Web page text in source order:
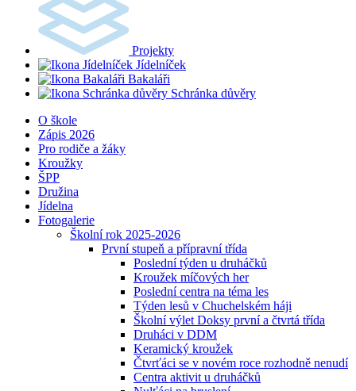
Projekty
Jídelníček
Bakaláři
Schránka důvěry
O škole
Zápis 2026
Pro rodiče a žáky
Kroužky
ŠPP
Družina
Jídelna
Fotogalerie
Školní rok 2025-2026
První stupeň a přípravní třída
Poslední týden u druháčků
Kroužek míčových her
Poslední centra na téma les
Týden lesů v Chuchelském háji
Školní výlet Doksy první a čtvrtá třída
Druháci v DDM
Keramický kroužek
Čtvrťáci se v novém roce rozhodně nenudí
Centra aktivit u druháčků